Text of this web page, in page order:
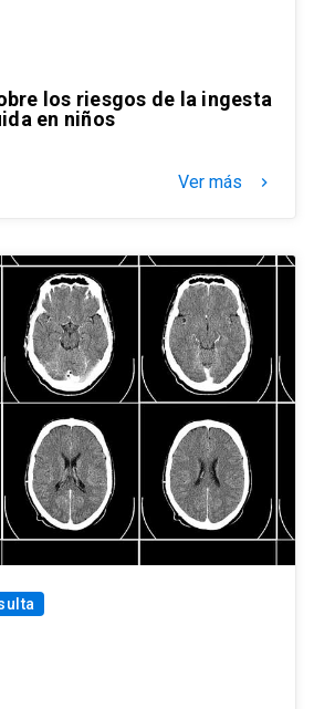
los riesgos de la ingesta
en niños
Ver más keyboard_arrow_right